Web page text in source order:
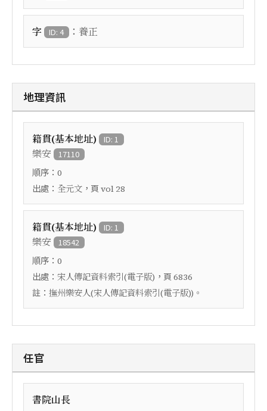
字 ID: 4 ： 養正
地理資訊
籍貫(基本地址) ID: 1
樂安 17110
順序： 0
出處： 全元文 ，頁 vol 28
籍貫(基本地址) ID: 1
樂安 18542
順序： 0
出處： 宋人傳記資料索引(電子版) ，頁 6836
註： 撫州樂安人(宋人傳記資料索引(電子版))。
任官
書院山長